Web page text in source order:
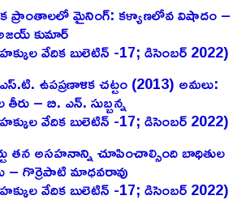
ప్రాంతాలలో మైనింగ్‌: కళ్యాణలోవ విషాదం –
కుమార్‌
వేదిక బులెటిన్ -17; డిసెంబర్ 2022)
ఉపప్రణాళిక చట్టం (2013) అమలు:
తీరు – బి. ఎన్‌. సుబ్బన్న
వేదిక బులెటిన్ -17; డిసెంబర్ 2022)
తన అసహనాన్ని చూపించాల్సింది బాధితుల
– గొర్రెపాటి మాధవరావు
వేదిక బులెటిన్ -17; డిసెంబర్ 2022)